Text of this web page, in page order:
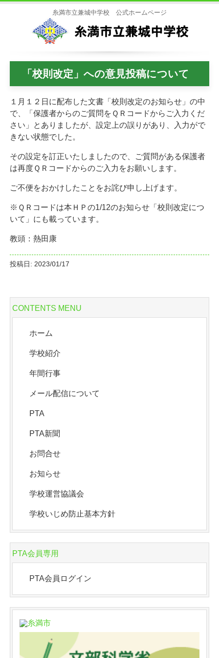
糸満市立兼城中学校 公式ホームページ
「校則改定」への意見投稿について
１月１２日に配布した文書「校則改定のお知らせ」の中
で、「保護者からのご質問をＱＲコードからご入力くだ
さい」とありましたが、設定上の誤りがあり、入力がで
きない状態でした。
その設定を訂正いたしましたので、ご質問がある保護者
は再度ＱＲコードからのご入力をお願いします。
ご不便をおかけしたことをお詫び申し上げます。
※ＱＲコードは本ＨＰの1/12のお知らせ「校則改定につ
いて」にも載っています。
教頭：熱田康
投稿日: 2023/01/17
CONTENTS MENU
ホーム
学校紹介
年間行事
メール配信について
PTA
PTA新聞
お問合せ
お知らせ
学校運営協議会
学校いじめ防止基本方針
PTA会員専用
PTA会員ログイン